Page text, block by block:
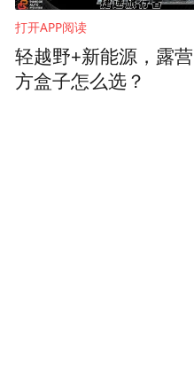
打开APP阅读
轻越野+新能源，露营
方盒子怎么选？